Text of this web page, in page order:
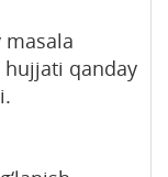
masala
hujjati qanday